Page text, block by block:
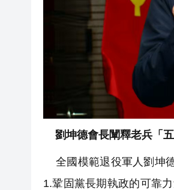
劉坤德會長闡釋老兵「五
全國模範退役軍人劉坤
1.鞏固黨長期執政的可靠